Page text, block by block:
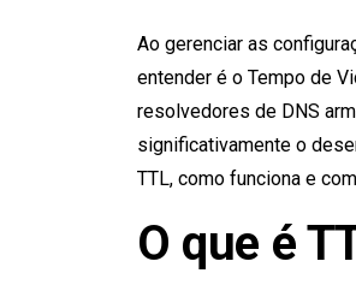
Ao gerenciar as
entender é o Tempo de
resolvedores de DNS
significativamente o
TTL, como funciona e
O que é